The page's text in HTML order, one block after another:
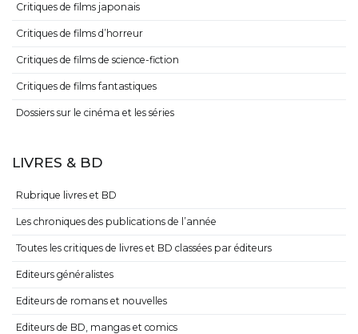
Critiques de films japonais
Critiques de films d’horreur
Critiques de films de science-fiction
Critiques de films fantastiques
Dossiers sur le cinéma et les séries
LIVRES & BD
Rubrique livres et BD
Les chroniques des publications de l’année
Toutes les critiques de livres et BD classées par éditeurs
Editeurs généralistes
Editeurs de romans et nouvelles
Editeurs de BD, mangas et comics